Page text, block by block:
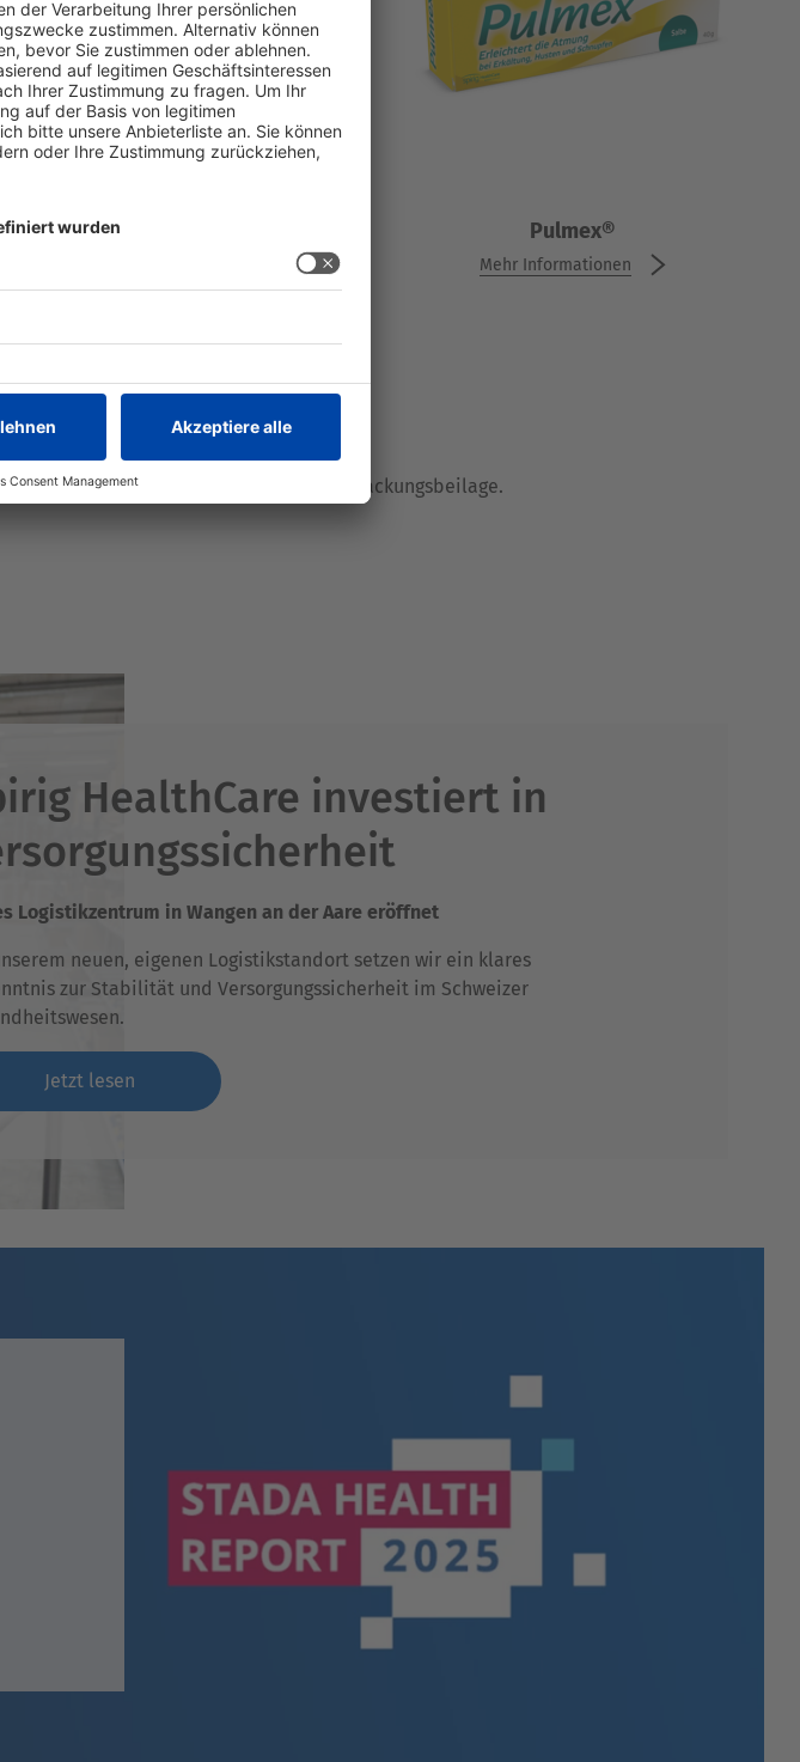
NasoboL® INHALO
Bei Erkrankungen der Atemwege.
NasoboL
®
INHALO ist eine
Brausetablette zur Inhalation und
enthält eine kraftvolle
Kombination aus aromatischen
Essenzen.
Pulmex®
Mehr Informationen
Wieder freier durchatmen.
Pulmex
®
lindert Symptome bei
Erkältung, Husten und Schnupfen.
Seit Generationen die Marke Ihres
Pulmex®
Fachperson beraten und lesen Sie die Packungsbeilage.
HealthCare investiert in
Logistikzentrum in Wangen an der Aare eröffnet
neuen, eigenen Logistikstandort setzen wir ein klares
zur Stabilität und Versorgungssicherheit im Schweizer
Jetzt lesen